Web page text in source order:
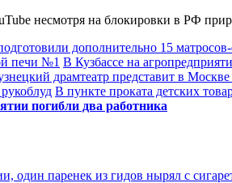
несмотря на блокировки в РФ
дополнительно 15 матросов-
печи №1 В Кузбассе на
драмтеатр представит в Москве
В пункте проката детских
погибли два работника
один паренек из гидов нырял с